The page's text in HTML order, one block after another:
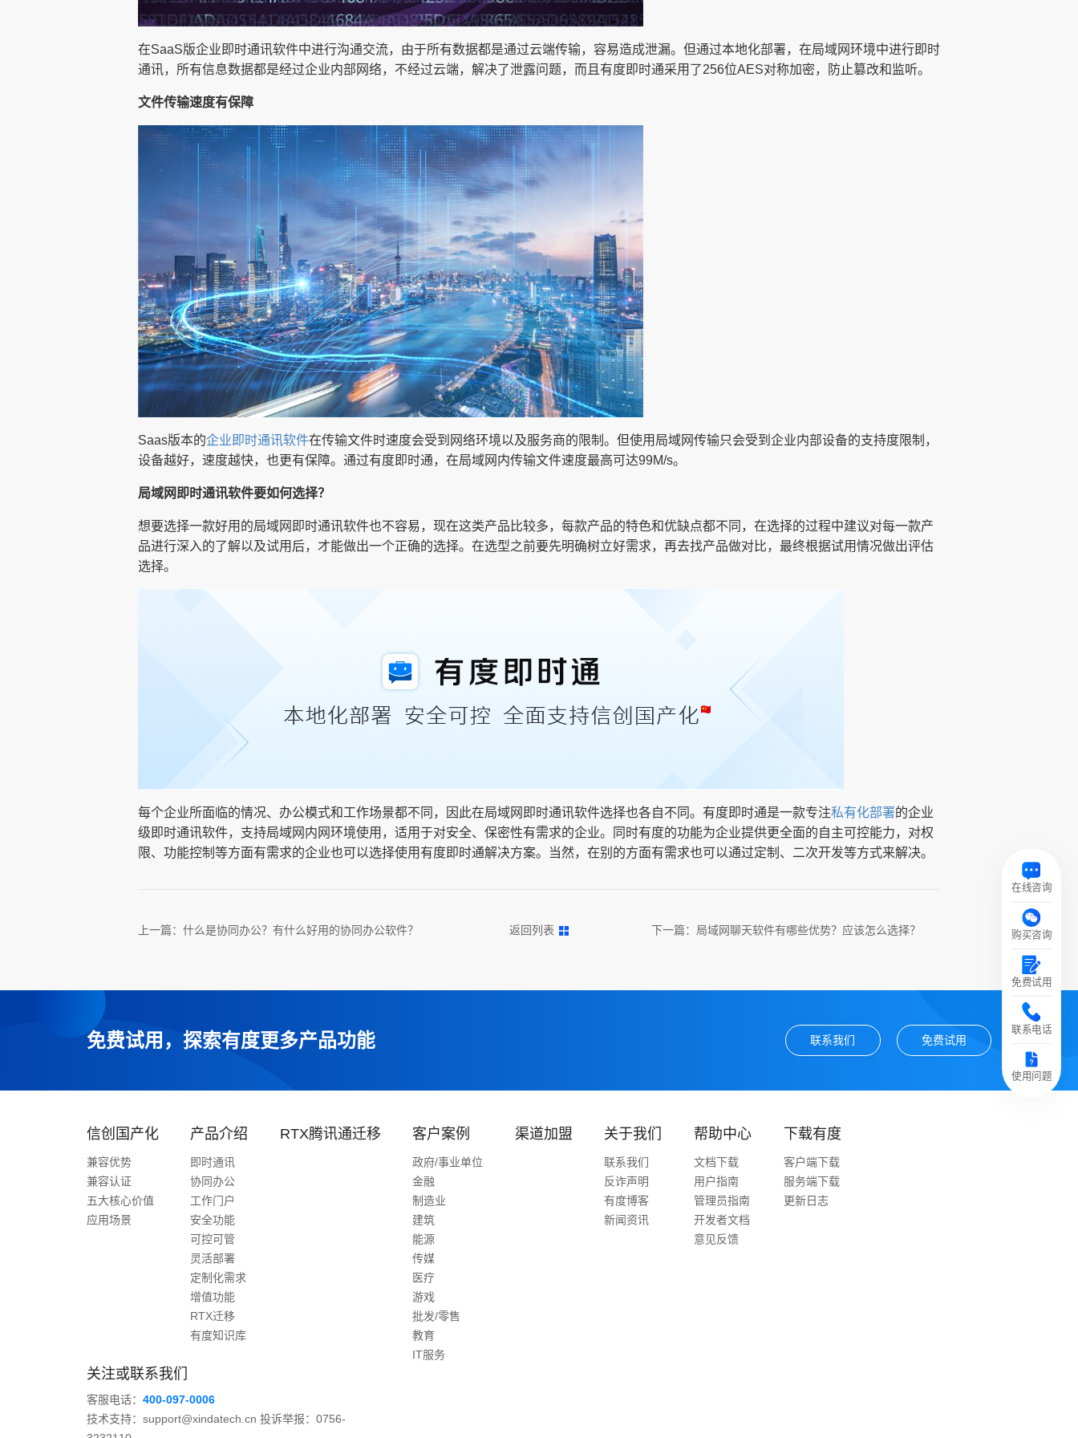
在SaaS版企业即时通讯软件中进行沟通交流，由于所有数据都是通过云端传输，容易造成泄漏。但通过本地化部署，在局域网环境中进行即时
通讯，所有信息数据都是经过企业内部网络，不经过云端，解决了泄露问题，而且有度即时通采用了256位AES对称加密，防止篡改和监听。
文件传输速度有保障
Saas版本的企业即时通讯软件在传输文件时速度会受到网络环境以及服务商的限制。但使用局域网传输只会受到企业内部设备的支持度限制，
设备越好，速度越快，也更有保障。通过有度即时通，在局域网内传输文件速度最高可达99M/s。
局域网即时通讯软件要如何选择？
想要选择一款好用的局域网即时通讯软件也不容易，现在这类产品比较多，每款产品的特色和优缺点都不同，在选择的过程中建议对每一款产
品进行深入的了解以及试用后，才能做出一个正确的选择。在选型之前要先明确树立好需求，再去找产品做对比，最终根据试用情况做出评估
选择。
每个企业所面临的情况、办公模式和工作场景都不同，因此在局域网即时通讯软件选择也各自不同。有度即时通是一款专注私有化部署的企业
级即时通讯软件，支持局域网内网环境使用，适用于对安全、保密性有需求的企业。同时有度的功能为企业提供更全面的自主可控能力，对权
限、功能控制等方面有需求的企业也可以选择使用有度即时通解决方案。当然，在别的方面有需求也可以通过定制、二次开发等方式来解决。
上一篇： 什么是协同办公？有什么好用的协同办公软件？ 返回列表 下一篇： 局域网聊天软件有哪些优势？应该怎么选择？
免费试用，探索有度更多产品功能 联系我们 免费试用
在线咨询
购买咨询
免费试用
联系电话
使用问题
信创国产化
兼容优势
兼容认证
五大核心价值
应用场景
产品介绍
即时通讯
协同办公
工作门户
安全功能
可控可管
灵活部署
定制化需求
增值功能
RTX迁移
有度知识库
RTX腾讯通迁移 客户案例
政府/事业单位
金融
制造业
建筑
能源
传媒
医疗
游戏
批发/零售
教育
IT服务
渠道加盟 关于我们
联系我们
反诈声明
有度博客
新闻资讯
帮助中心
文档下载
用户指南
管理员指南
开发者文档
意见反馈
下载有度
客户端下载
服务端下载
更新日志
关注或联系我们
客服电话： 400-097-0006
技术支持：support@xindatech.cn 投诉举报：0756-